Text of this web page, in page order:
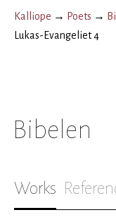
Kalliope → Poets →
Lukas-Evangeliet 4
Bibelen
Works